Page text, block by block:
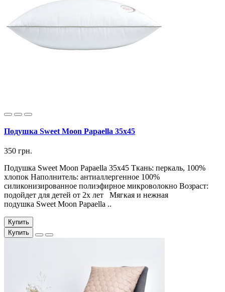
Подушка Sweet Moon Papaella 35х45
350 грн.
Подушка Sweet Moon Papaella 35х45 Ткань: перкаль, 100%
хлопок Наполнитель: антиаллергенное 100%
силиконизированное полиэфирное микроволокно Возраст:
подойдет для детей от 2х лет Мягкая и нежная
подушка Sweet Moon Papaella ..
Купить
Купить